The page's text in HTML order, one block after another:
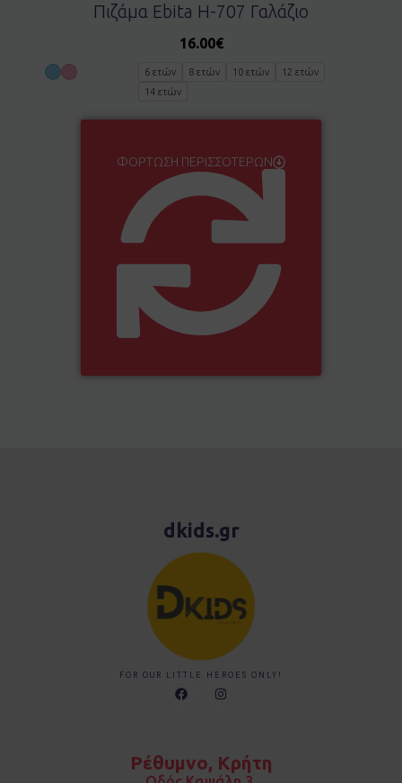
Πιζάμα Ebita H-707 Γαλάζιο
16.00€
6 ετών 8 ετών 10 ετών
12 ετών
14 ετών
ΦΌΡΤΩΣΗ ΠΕΡΙΣΣΌΤΕΡΩΝ
dkids.gr
FOR OUR LITTLE HEROES ONLY!
F
a
o
I
n
r
a
Ρέθυμνο, Κρήτη